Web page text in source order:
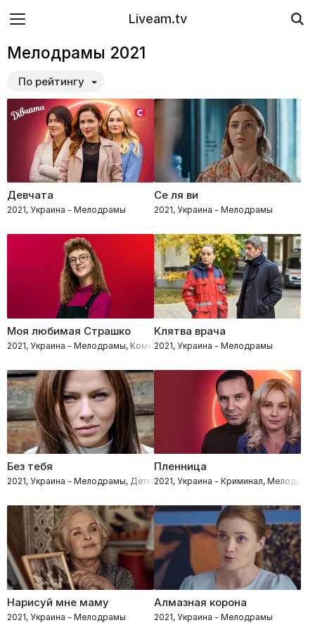
Liveam.tv
Мелодрамы 2021
По рейтингу
Девчата
2021, Украина – Мелодрамы
Се ля ви
2021, Украина – Мелодрамы
Моя любимая Страшко
2021, Украина – Мелодрамы, Комедии
Клятва врача
2021, Украина – Мелодрамы
Без тебя
2021, Украина – Мелодрамы, Детективы
Пленница
2021, Украина – Криминал,
Нарисуй мне маму
2021, Украина – Мелодрамы
Алмазная корона
2021, Украина – Мелодрамы